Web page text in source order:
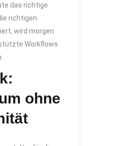
das richtige
richtigen
wird morgen
Workflows
ohne